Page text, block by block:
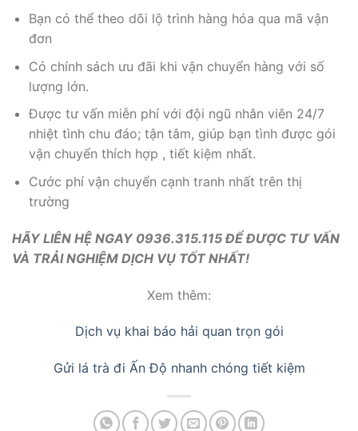
Bạn có thể theo dõi lộ trình hàng hóa qua mã vận
đơn
Có chính sách ưu đãi khi vận chuyển hàng với số
lượng lớn.
Được tư vấn miễn phí với đội ngũ nhân viên 24/7
nhiệt tình chu đáo; tận tâm, giúp bạn tình được gói
vận chuyển thích hợp , tiết kiệm nhất.
Cước phí vận chuyển cạnh tranh nhất trên thị
trường
HÃY LIÊN HỆ NGAY 0936.315.115 ĐỂ ĐƯỢC TƯ VẤN
VÀ TRẢI NGHIỆM DỊCH VỤ TỐT NHẤT!
Xem thêm:
Dịch vụ khai báo hải quan trọn gói
Gửi lá trà đi Ấn Độ nhanh chóng tiết kiệm